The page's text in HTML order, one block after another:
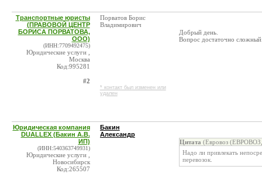
Транспортные юристы
(ПРАВОВОЙ ЦЕНТР
БОРИСА ПОРВАТОВА,
ООО)
(ИНН:7709492475)
Юридические услуги ,
Москва
Код:995281
#2
Порватов Борис
Владимирович
* контакт был изменен или
удален
Добрый день.
Вопрос достаточно
Юридическая компания
DUALLEX (Бакин А.В.
ИП)
(ИНН:540363749931)
Юридические услуги ,
Новосибирск
Код:265507
Бакин
Александр
Цитата (Евровоз
Надо ли привлекать
перевозок.